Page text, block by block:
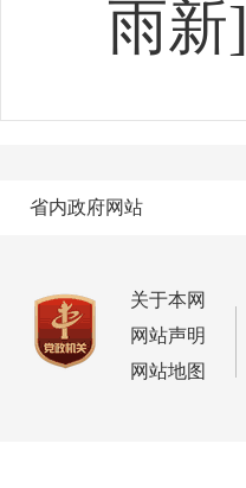
雨新]
省内政府网站
关于本网
网站声明
网站地图